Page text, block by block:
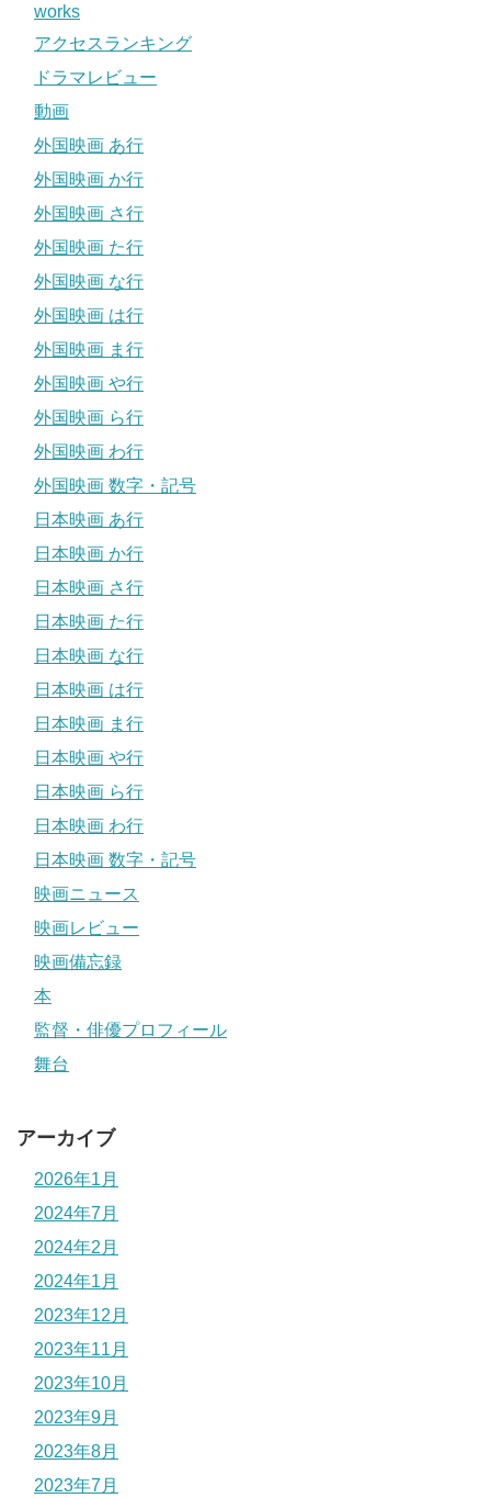
works
アクセスランキング
ドラマレビュー
動画
外国映画 あ行
外国映画 か行
外国映画 さ行
外国映画 た行
外国映画 な行
外国映画 は行
外国映画 ま行
外国映画 や行
外国映画 ら行
外国映画 わ行
外国映画 数字・記号
日本映画 あ行
日本映画 か行
日本映画 さ行
日本映画 た行
日本映画 な行
日本映画 は行
日本映画 ま行
日本映画 や行
日本映画 ら行
日本映画 わ行
日本映画 数字・記号
映画ニュース
映画レビュー
映画備忘録
本
監督・俳優プロフィール
舞台
アーカイブ
2026年1月
2024年7月
2024年2月
2024年1月
2023年12月
2023年11月
2023年10月
2023年9月
2023年8月
2023年7月